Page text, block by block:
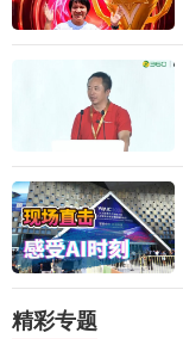
精彩专题